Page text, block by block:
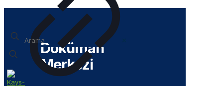
Doküman
Merkezi